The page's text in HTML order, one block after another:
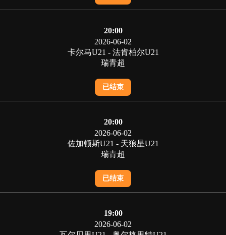
20:00
2026-06-02
卡尔马U21 - 法肯柏尔U21
瑞青超
已结束
20:00
2026-06-02
佐加顿斯U21 - 天狼星U21
瑞青超
已结束
19:00
2026-06-02